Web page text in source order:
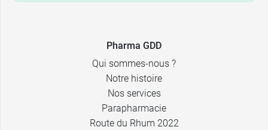
Pharma GDD
Qui sommes-nous ?
Notre histoire
Nos services
Parapharmacie
Route du Rhum 2022